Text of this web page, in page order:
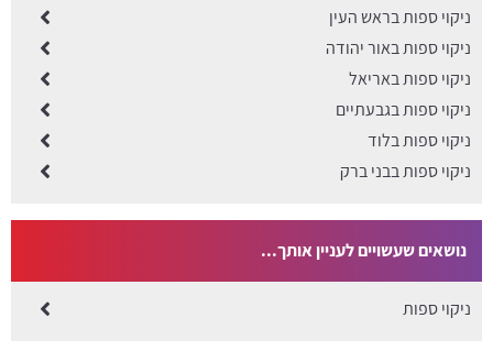
ניקוי ספות בראש העין
ניקוי ספות באור יהודה
ניקוי ספות באריאל
ניקוי ספות בגבעתיים
ניקוי ספות בלוד
ניקוי ספות בבני ברק
נושאים שעשויים לעניין אותך...
ניקוי ספות